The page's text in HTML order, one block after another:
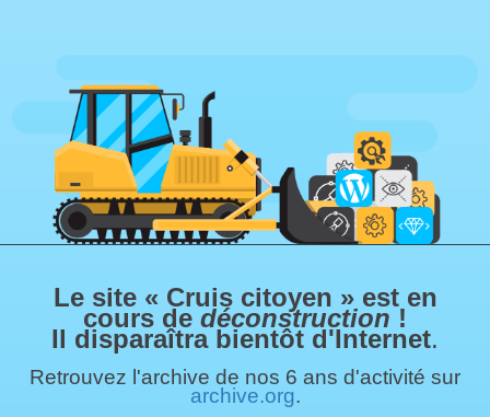
Le site « Cruis citoyen » est en
cours de déconstruction !
Il disparaîtra bientôt d'Internet.
Retrouvez l'archive de nos 6 ans d'activité sur
archive.org.